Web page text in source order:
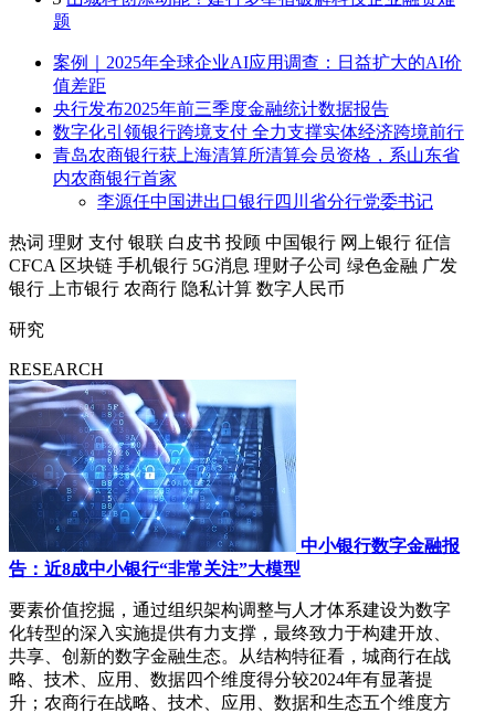
题
案例｜2025年全球企业AI应用调查：日益扩大的AI价
值差距
央行发布2025年前三季度金融统计数据报告
数字化引领银行跨境支付 全力支撑实体经济跨境前行
青岛农商银行获上海清算所清算会员资格，系山东省
内农商银行首家
李源任中国进出口银行四川省分行党委书记
热词 理财 支付 银联 白皮书 投顾 中国银行 网上银行 征信
CFCA 区块链 手机银行 5G消息 理财子公司 绿色金融 广发
银行
上市银行 农商行 隐私计算 数字人民币
研究
RESEARCH
中小银行数字金融报
告：近8成中小银行“非常关注”大模型
要素价值挖掘，通过组织架构调整与人才体系建设为数字
化转型的深入实施提供有力支撑，最终致力于构建开放、
共享、创新的数字金融生态。从结构特征看，城商行在战
略、技术、应用、数据四个维度得分较2024年有显著提
升；农商行在战略、技术、应用、数据和生态五个维度方